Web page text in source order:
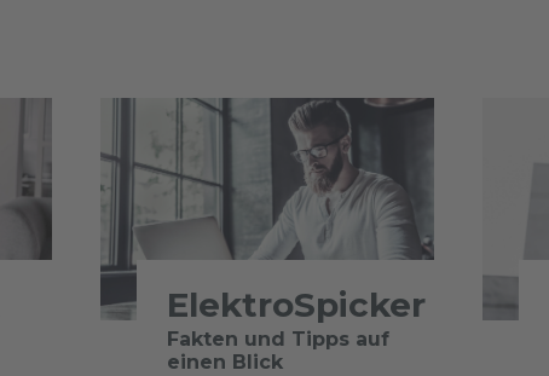
ElektroSpicker
Fakten und Tipps auf
einen Blick